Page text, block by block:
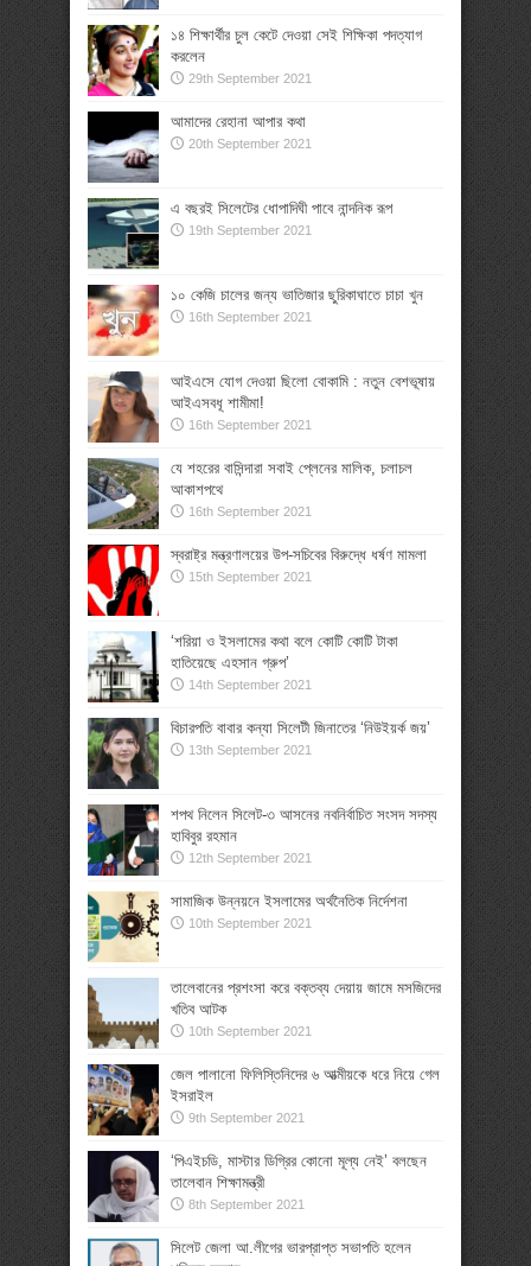
১৪ শিক্ষার্থীর চুল কেটে দেওয়া সেই শিক্ষিকা পদত্যাগ
করলেন
29th September 2021
আমাদের রেহানা আপার কথা
20th September 2021
এ বছরই সিলেটের ধোপাদিঘী পাবে নান্দনিক রূপ
19th September 2021
১০ কেজি চালের জন্য ভাতিজার ছুরিকাঘাতে চাচা খুন
16th September 2021
আইএসে যোগ দেওয়া ছিলো বোকামি : নতুন বেশভূষায়
আইএসবধূ শামীমা!
16th September 2021
যে শহরের বাসিন্দারা সবাই প্লেনের মালিক, চলাচল
আকাশপথে
16th September 2021
স্বরাষ্ট্র মন্ত্রণালয়ের উপ-সচিবের বিরুদ্ধে ধর্ষণ মামলা
15th September 2021
‘শরিয়া ও ইসলামের কথা বলে কোটি কোটি টাকা
হাতিয়েছে এহসান গ্রুপ’
14th September 2021
বিচারপতি বাবার কন্যা সিলেটী জিনাতের ‘নিউইয়র্ক জয়’
13th September 2021
শপথ নিলেন সিলেট-৩ আসনের নবনির্বাচিত সংসদ সদস্য
হাবিবুর রহমান
12th September 2021
সামাজিক উন্নয়নে ইসলামের অর্থনৈতিক নির্দেশনা
10th September 2021
তালেবানের প্রশংসা করে বক্তব্য দেয়ায় জামে মসজিদের
খতিব আটক
10th September 2021
জেল পালানো ফিলিস্তিনিদের ৬ আত্মীয়কে ধরে নিয়ে গেল
ইসরাইল
9th September 2021
‘পিএইচডি, মাস্টার ডিগ্রির কোনো মূল্য নেই’ বলছেন
তালেবান শিক্ষামন্ত্রী
8th September 2021
সিলেট জেলা আ.লীগের ভারপ্রাপ্ত সভাপতি হলেন